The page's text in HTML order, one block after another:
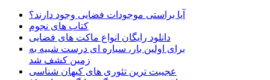
آیا براستی موجودات فضایی وجود دارند؟
کتاب های نجوم
دانلود رایگان انواع ماکت های فضایی
برای اولین بار، سیاره ای درست شبیه به
زمین کشف شد
عجیبت ترین تئوری های کیهان شناسی